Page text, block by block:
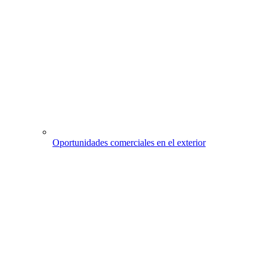
Oportunidades comerciales en el exterior